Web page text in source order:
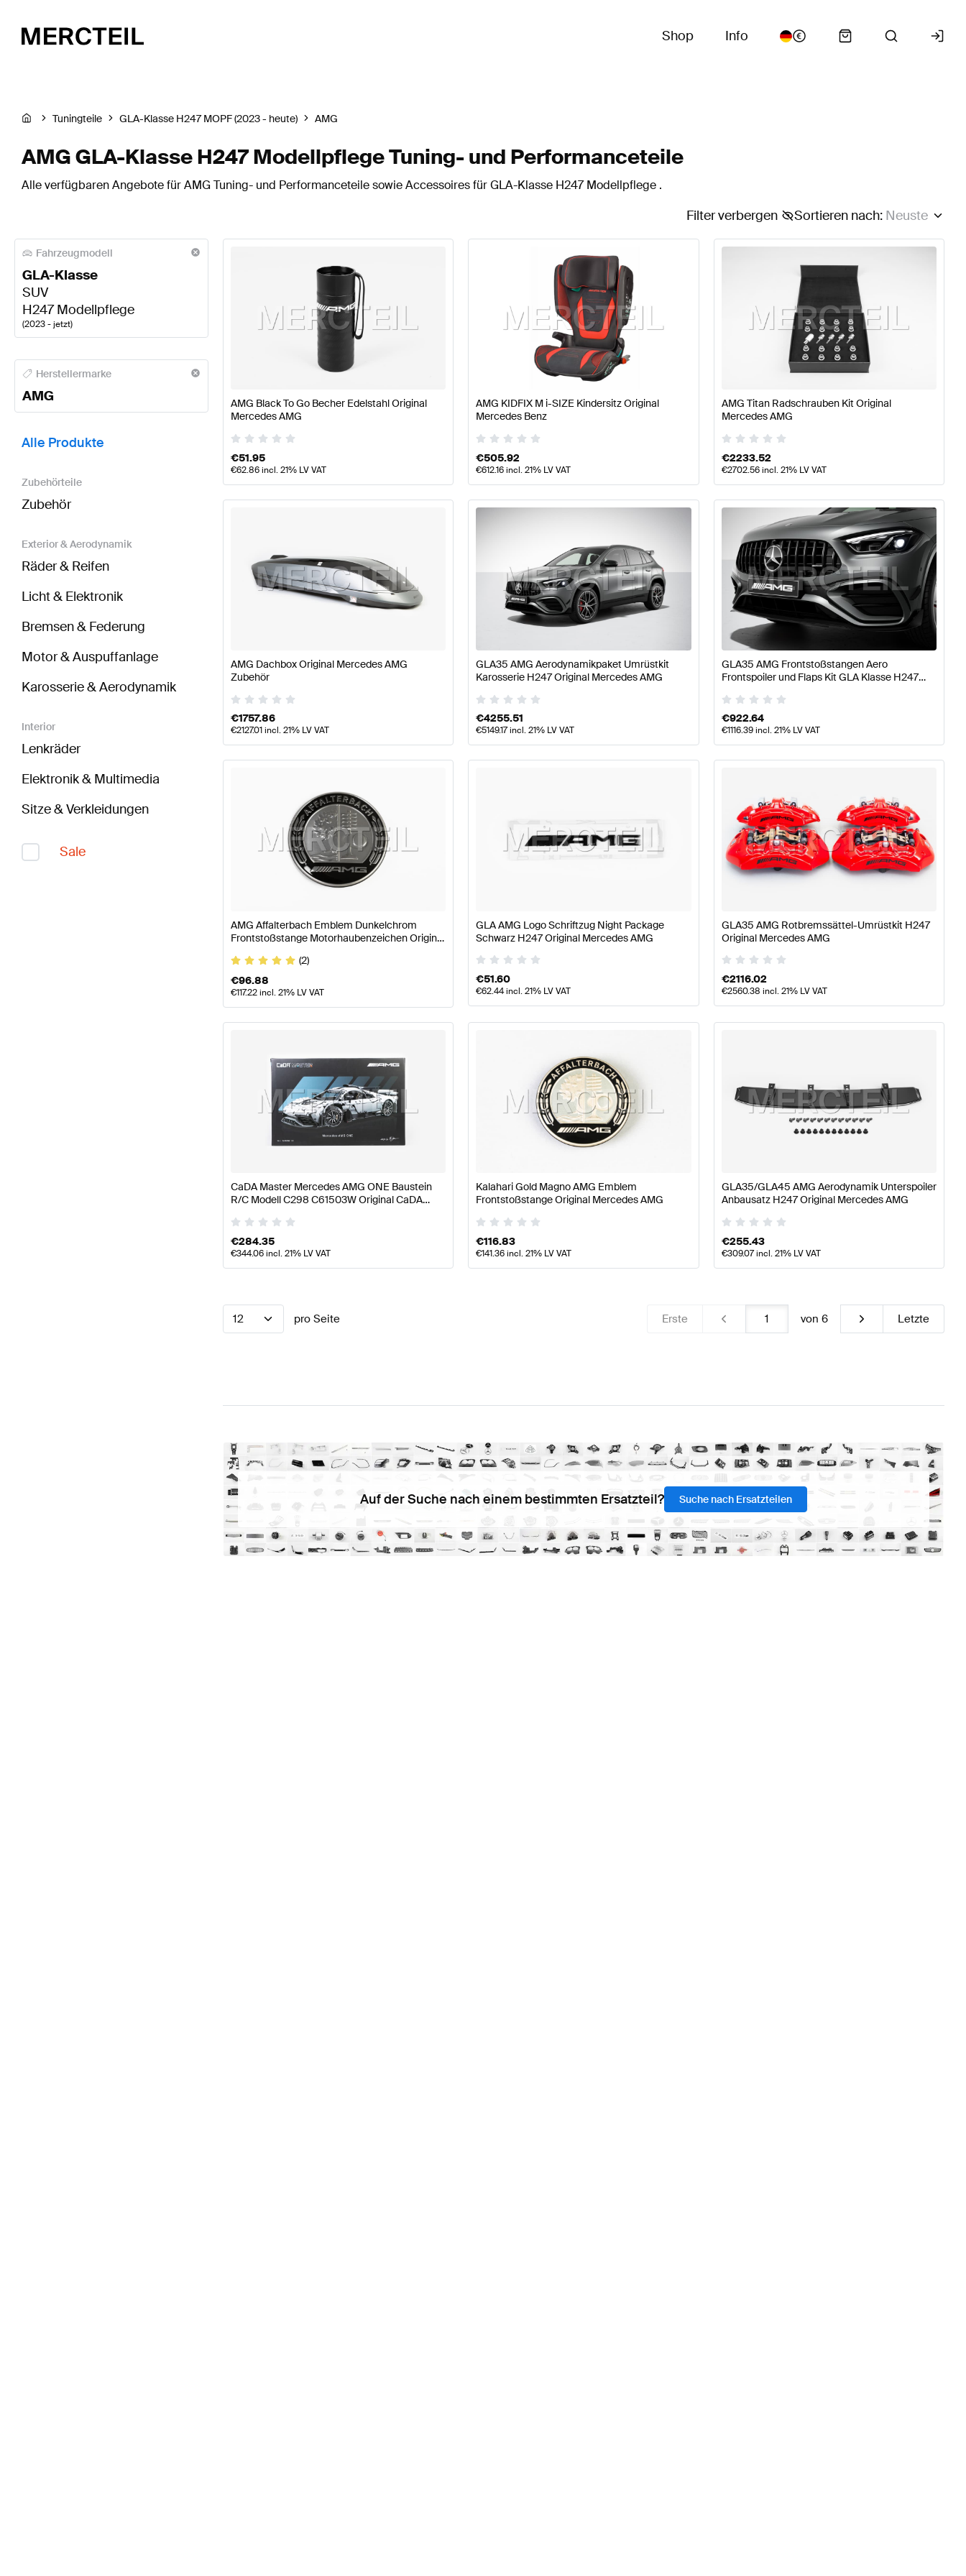
Shop Info
Tuningteile GLA-Klasse H247 MOPF (2023 - heute) AMG
AMG GLA-Klasse H247 Modellpflege Tuning- und Performanceteile
Alle verfügbaren Angebote für AMG Tuning- und Performanceteile sowie Accessoires für GLA-Klasse H247 Modellpflege .
Sortieren nach: Neuste
Filter verbergen
Fahrzeugmodell
GLA-Klasse
SUV
H247 Modellpflege
(2023 - jetzt)
AMG A-Klasse Tuning- und Performanceteile AMG A-Klasse W177 Modellpflege Tuning- und Performanceteile AMG A-Klasse W177 Tuning- und Performanceteile
Herstellermarke
AMG
Alle Produkte
Zubehörteile
Zubehör
Exterior & Aerodynamik
Räder & Reifen
Licht & Elektronik
Bremsen & Federung
Motor & Auspuffanlage
Karosserie & Aerodynamik
Interior
Lenkräder
Elektronik & Multimedia
Sitze & Verkleidungen
Sale
AMG Black To Go Becher Edelstahl Original
Mercedes AMG
€51.95
€62.86incl. 21% LV VAT
AMG KIDFIX M i-SIZE Kindersitz Original
Mercedes Benz
€505.92
€612.16incl. 21% LV VAT
AMG Titan Radschrauben Kit Original
Mercedes AMG
€2233.52
€2702.56incl. 21% LV VAT
AMG Dachbox Original Mercedes AMG
Zubehör
€1757.86
€2127.01incl. 21% LV VAT
GLA35 AMG Aerodynamikpaket Umrüstkit
Karosserie H247 Original Mercedes AMG
€4255.51
€5149.17incl. 21% LV VAT
GLA35 AMG Frontstoßstangen Aero
Frontspoiler und Flaps Kit GLA Klasse H247
€922.64
€1116.39incl. 21% LV VAT
AMG Affalterbach Emblem Dunkelchrom
Frontstoßstange Motorhaubenzeichen Original
(2)
€96.88
€117.22incl. 21% LV VAT
GLA AMG Logo Schriftzug Night Package
Schwarz H247 Original Mercedes AMG
€51.60
€62.44incl. 21% LV VAT
GLA35 AMG Rotbremssättel-Umrüstkit H247
Original Mercedes AMG
€2116.02
€2560.38 incl. 21% LV VAT
CaDA Master Mercedes AMG ONE Baustein
R/C Modell C298 C61503W Original CaDA
€284.35
€344.06incl. 21% LV VAT
Kalahari Gold Magno AMG Emblem
Frontstoßstange Original Mercedes AMG
€116.83
€141.36incl. 21% LV VAT
GLA35/GLA45 AMG Aerodynamik Unterspoiler
Anbausatz H247 Original Mercedes AMG
€255.43
€309.07incl. 21% LV VAT
12 pro Seite Erste von 6 Letzte
Auf der Suche nach einem bestimmten Ersatzteil? Suche nach Ersatzteilen